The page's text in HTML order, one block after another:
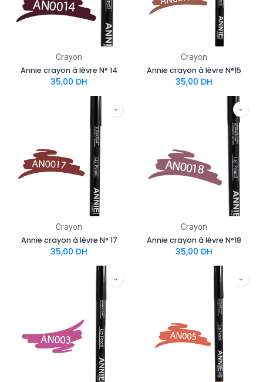
Crayon
Annie crayon à lèvre N° 14
35,00 DH
Crayon
Annie crayon à lèvre N°15
35,00 DH
Crayon
Annie crayon à lèvre N° 17
35,00 DH
Crayon
Annie crayon à lèvre N°18
35,00 DH